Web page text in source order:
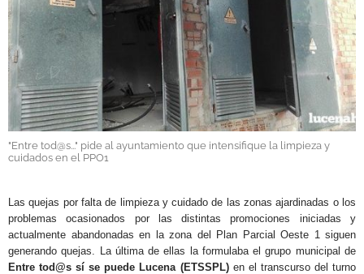
"Entre tod@s..." pide al ayuntamiento que intensifique la limpieza y
cuidados en el PPO1
Las quejas por falta de limpieza y cuidado de las zonas ajardinadas o los
problemas ocasionados por las distintas promociones iniciadas y
actualmente abandonadas en la zona del Plan Parcial Oeste 1 siguen
generando quejas. La última de ellas la formulaba el grupo municipal de
Entre tod@s sí se puede Lucena (ETSSPL) en el transcurso del turno